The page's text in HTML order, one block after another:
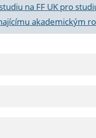
na FF UK pro
akademickým